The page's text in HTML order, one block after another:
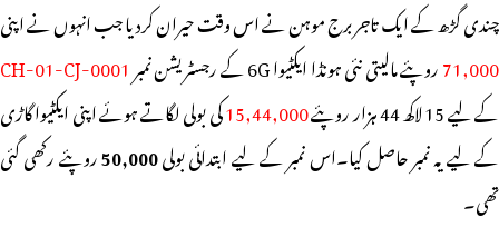
چندی گڑھ کے ایک تاجر برج موہن نے اس وقت حیران کردیا جب انہوں نے اپنی
71,000روپئے مالیتی نئی ہونڈا ایکٹیوا 6G کے رجسٹریشن نمبر
CH-01-CJ-0001
کے لیے 15 لاکھ 44 ہزار روپئے
15,44,000کی بولی لگاتے ہوئے اپنی ایکٹیوا گاڑی
کے لیے یہ نمبر حاصل کیا۔اس نمبر کے لیے ابتدائی بولی50,000روپئے رکھی گئی
تھی۔